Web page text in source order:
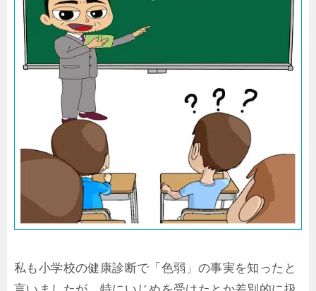
私も小学校の健康診断で「色弱」の事実を知ったと